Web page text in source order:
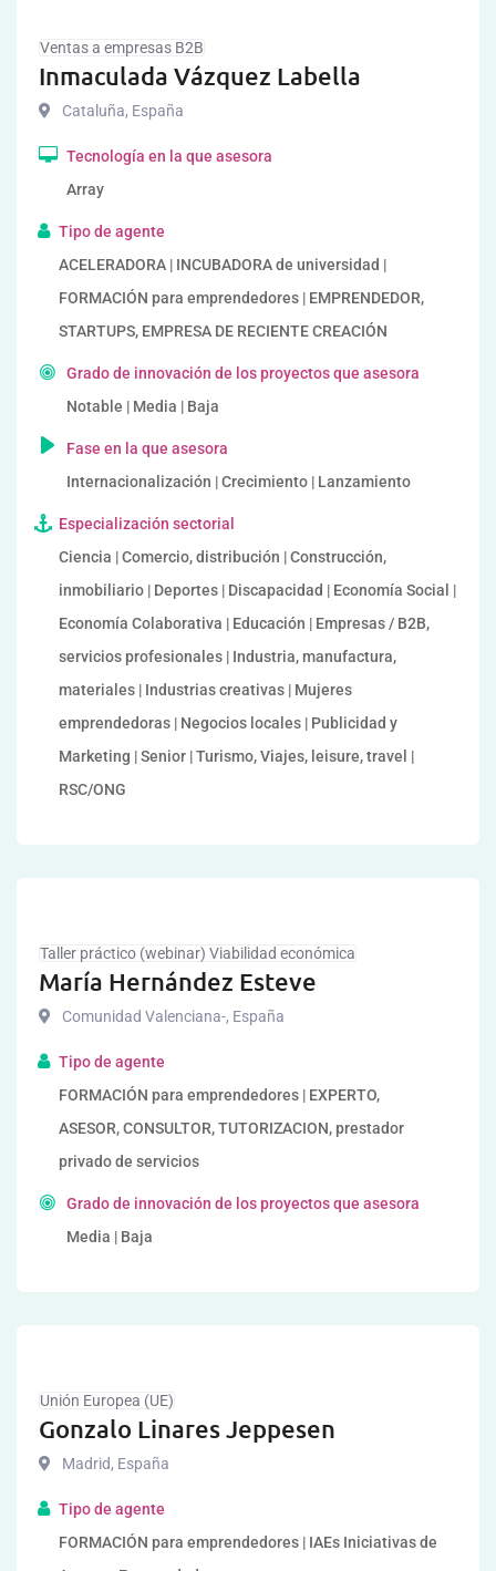
Ventas a empresas B2B
Inmaculada Vázquez Labella
Cataluña, España
Tecnología en la que asesora
Array
Tipo de agente
ACELERADORA | INCUBADORA de universidad |
FORMACIÓN para emprendedores | EMPRENDEDOR,
STARTUPS, EMPRESA DE RECIENTE CREACIÓN
Grado de innovación de los proyectos que asesora
Notable | Media | Baja
Fase en la que asesora
Internacionalización | Crecimiento | Lanzamiento
Especialización sectorial
Ciencia | Comercio, distribución | Construcción,
inmobiliario | Deportes | Discapacidad | Economía Social |
Economía Colaborativa | Educación | Empresas / B2B,
servicios profesionales | Industria, manufactura,
materiales | Industrias creativas | Mujeres
emprendedoras | Negocios locales | Publicidad y
Marketing | Senior | Turismo, Viajes, leisure, travel |
RSC/ONG
Taller práctico (webinar) Viabilidad económica
María Hernández Esteve
Comunidad Valenciana-, España
Tipo de agente
FORMACIÓN para emprendedores | EXPERTO,
ASESOR, CONSULTOR, TUTORIZACION, prestador
privado de servicios
Grado de innovación de los proyectos que asesora
Media | Baja
Unión Europea (UE)
Gonzalo Linares Jeppesen
Madrid, España
Tipo de agente
FORMACIÓN para emprendedores | IAEs Iniciativas de